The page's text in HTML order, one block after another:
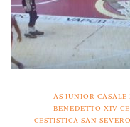
AS JUNIOR
BENEDETTO XIV
CESTISTICA SAN SEVERO